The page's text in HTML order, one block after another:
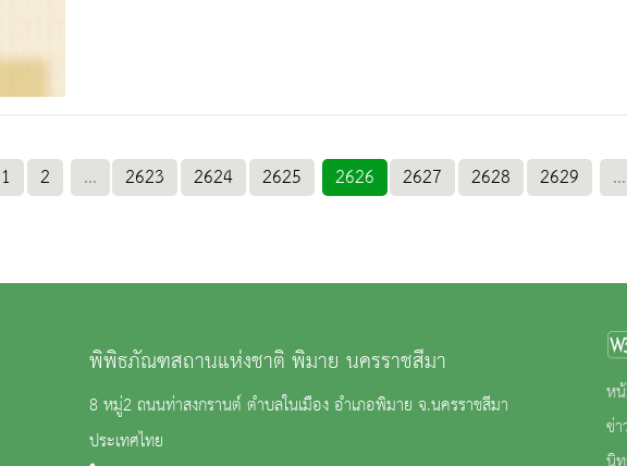
1 2 ... 2623 2624 2625 2626 2627 2628 2629 ...
พิพิธภัณฑสถานแห่งชาติ พิมาย นครราชสีมา
8 หมู่2 ถนนท่าสงกรานต์ ตำบลในเมือง อำเภอพิมาย จ.นครราชสีมา
ประเทศไทย
ห
ข่